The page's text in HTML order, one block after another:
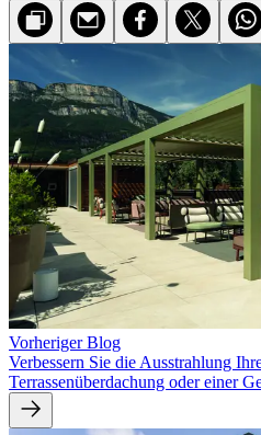
Vorheriger Blog
Verbessern Sie die Ausstrahlung
Terrassenüberdachung oder einer